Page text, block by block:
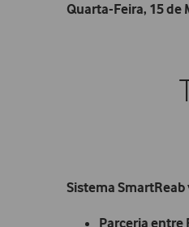
Quarta-Feira, 15 de
Sistema
Parceria entre